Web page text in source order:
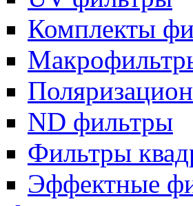
Комплекты
ND фильтры
Фильтры
Эффектные